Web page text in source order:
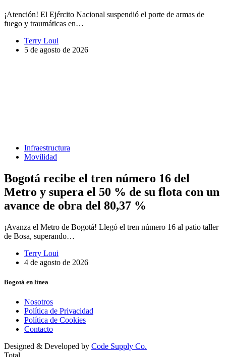
¡Atención! El Ejército Nacional suspendió el porte de armas de
fuego y traumáticas en…
Terry Loui
5 de agosto de 2026
Infraestructura
Movilidad
Bogotá recibe el tren número 16 del
Metro y supera el 50 % de su flota con un
avance de obra del 80,37 %
¡Avanza el Metro de Bogotá! Llegó el tren número 16 al patio taller
de Bosa, superando…
Terry Loui
4 de agosto de 2026
Bogotá en línea
Nosotros
Política de Privacidad
Política de Cookies
Contacto
Designed & Developed by Code Supply Co.
Total